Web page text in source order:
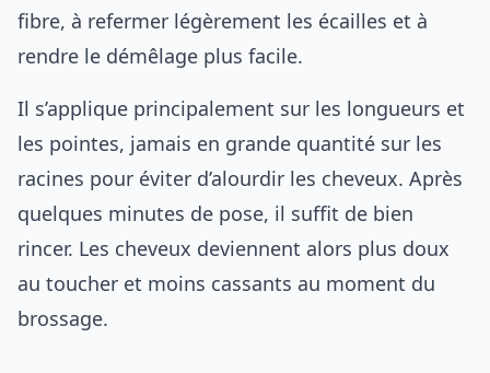
fibre, à refermer légèrement les écailles et à
rendre le démêlage plus facile.
Il s’applique principalement sur les longueurs et
les pointes, jamais en grande quantité sur les
racines pour éviter d’alourdir les cheveux. Après
quelques minutes de pose, il suffit de bien
rincer. Les cheveux deviennent alors plus doux
au toucher et moins cassants au moment du
brossage.